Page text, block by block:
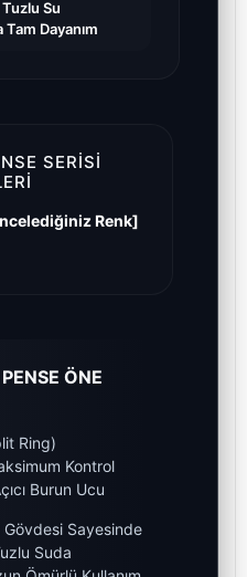
Tuzlu Su
Tam Dayanım
SERISI
Renk]
ÖNE
Ring)
Kontrol
Burun Ucu
Sayesinde
Suda